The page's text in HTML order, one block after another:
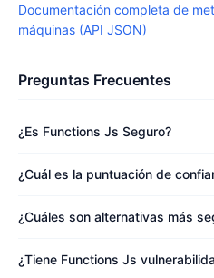
Documentación completa de
máquinas (API JSON)
Preguntas Frecuentes
¿Es Functions Js Seguro?
¿Cuál es la puntuación de
¿Cuáles son alternativas más
¿Tiene Functions Js